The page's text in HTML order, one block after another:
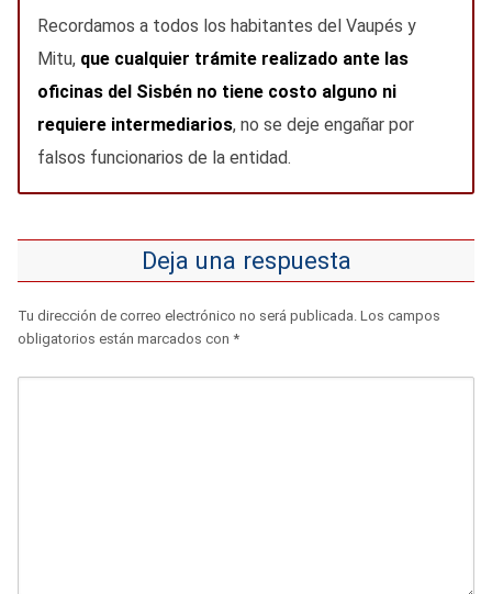
Recordamos a todos los habitantes del Vaupés y
Mitu, que cualquier trámite realizado ante las
oficinas del Sisbén no tiene costo alguno ni
requiere intermediarios, no se deje engañar por
falsos funcionarios de la entidad.
Deja una respuesta
Tu dirección de correo electrónico no será publicada. Los campos
obligatorios están marcados con *